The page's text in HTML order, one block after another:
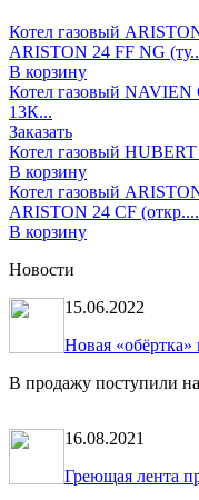
Котел газовый
ARISTON 24 FF NG
В корзину
Котел газовый
13К...
Заказать
Котел газовый
В корзину
Котел газовый
ARISTON 24 CF (откр....
В корзину
Новости
15.06.2022
Новая «обёртка»
В продажу поступили
16.08.2021
Греющая лента